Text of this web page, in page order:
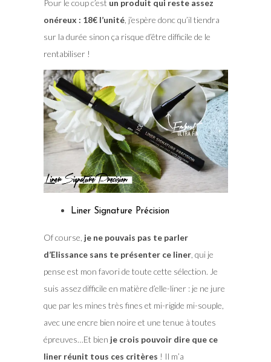
Pour le coup c’est un produit qui reste assez
onéreux : 18€ l’unité, j’espère donc qu’il tiendra
sur la durée sinon ça risque d’être difficile de le
rentabiliser !
Liner Signature Précision
Of course, je ne pouvais pas te parler
d’Elissance sans te présenter ce liner, qui je
pense est mon favori de toute cette sélection. Je
suis assez difficile en matière d’elle-liner : je ne jure
que par les mines très fines et mi-rigide mi-souple,
avec une encre bien noire et une tenue à toutes
épreuves…Et bien je crois pouvoir dire que ce
liner réunit tous ces critères ! Il m’a